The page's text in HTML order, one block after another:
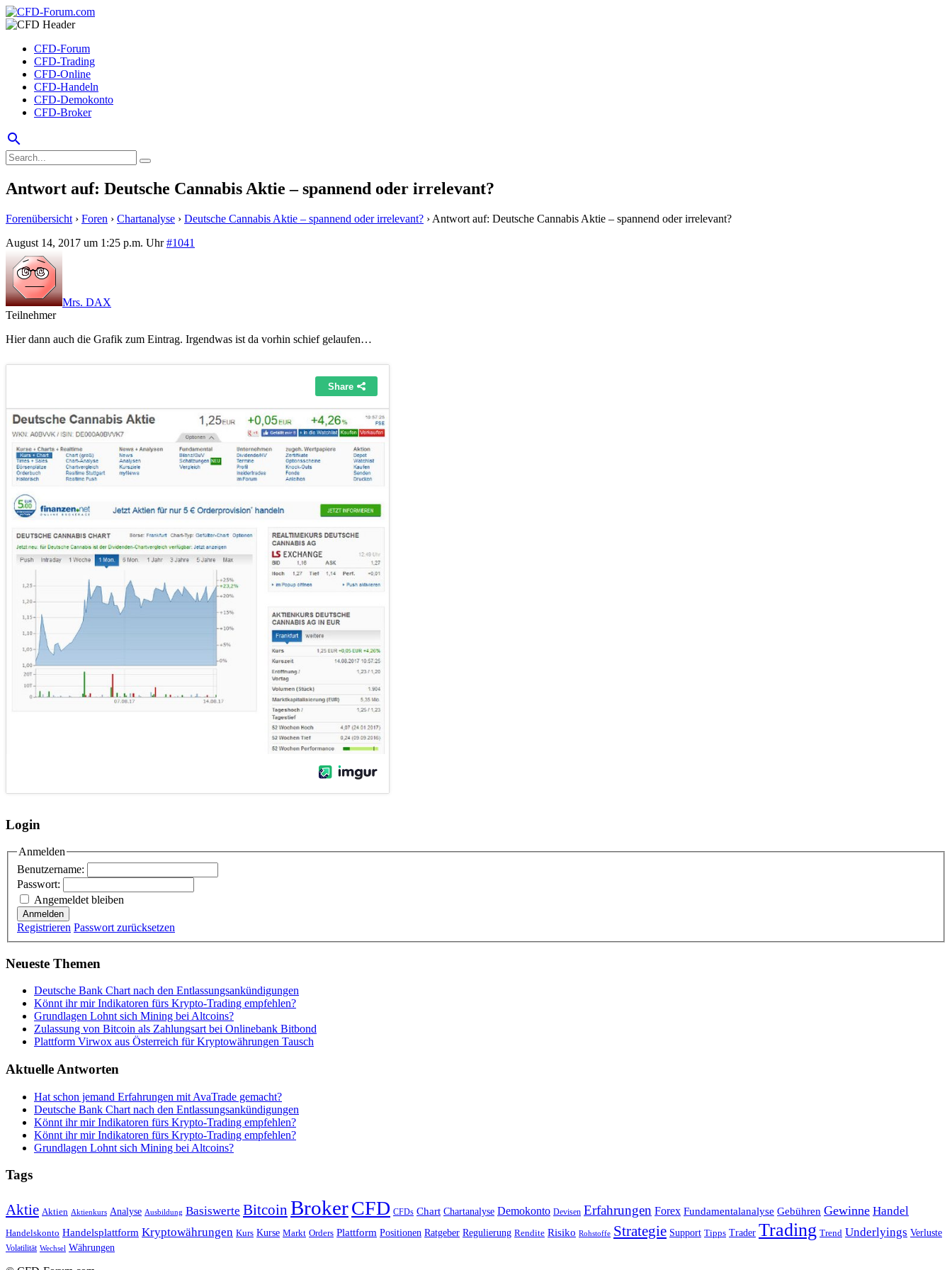
CFD-Forum
CFD-Trading
CFD-Online
CFD-Handeln
CFD-Demokonto
CFD-Broker
search
Antwort auf: Deutsche Cannabis Aktie – spannend oder irrelevant?
Forenübersicht › Foren › Chartanalyse › Deutsche Cannabis Aktie – spannend oder irrelevant? › Antwort auf: Deutsche Cannabis Aktie – spannend oder irrelevant?
August 14, 2017 um 1:25 p.m. Uhr #1041
Mrs. DAX
Teilnehmer
Hier dann auch die Grafik zum Eintrag. Irgendwas ist da vorhin schief gelaufen…
Login
Anmelden
Benutzername:
Passwort:
Angemeldet bleiben
Anmelden
Registrieren Passwort zurücksetzen
Neueste Themen
Deutsche Bank Chart nach den Entlassungsankündigungen
Könnt ihr mir Indikatoren fürs Krypto-Trading empfehlen?
Grundlagen Lohnt sich Mining bei Altcoins?
Zulassung von Bitcoin als Zahlungsart bei Onlinebank Bitbond
Plattform Virwox aus Österreich für Kryptowährungen Tausch
Aktuelle Antworten
Hat schon jemand Erfahrungen mit AvaTrade gemacht?
Deutsche Bank Chart nach den Entlassungsankündigungen
Könnt ihr mir Indikatoren fürs Krypto-Trading empfehlen?
Könnt ihr mir Indikatoren fürs Krypto-Trading empfehlen?
Grundlagen Lohnt sich Mining bei Altcoins?
Tags
Aktie Aktien Aktienkurs Analyse Ausbildung Basiswerte Bitcoin BrokerCFD CFDs Chart Chartanalyse Demokonto Devisen Erfahrungen Forex Fundamentalanalyse Gebühren Gewinne Handel
Handelskonto Handelsplattform Kryptowährungen Kurs Kurse Markt Orders Plattform Positionen Ratgeber Regulierung Rendite Risiko Rohstoffe Strategie Support Tipps Trader Trading Trend Underlyings Verluste
Volatilität Wechsel Währungen